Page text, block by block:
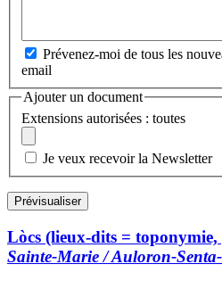
Prévenez-moi de tous les
email
Ajouter un document
Extensions autorisées : toutes
Je veux recevoir la Newsletter
Lòcs (lieux-dits = toponymie,
Sainte-Marie / Auloron-